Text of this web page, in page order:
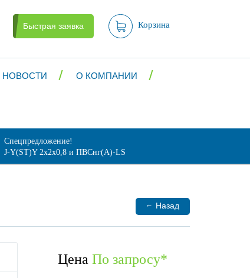
Быстрая заявка Корзина
НОВОСТИ О КОМПАНИИ
Спецпредложение!
J-Y(ST)Y 2х2х0,8 и ПВСнг(А)-LS
← Назад
Цена По запросу*